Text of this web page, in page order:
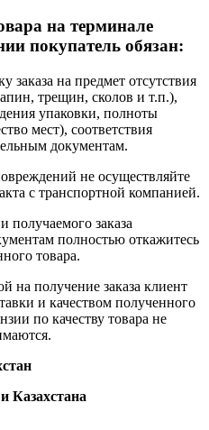
на терминале
покупатель обязан:
заказа на предмет отсутствия
трещин, сколов и т.п.),
упаковки, полноты
мест), соответствия
документам.
не осуществляйте
с транспортной компанией.
получаемого заказа
полностью откажитесь
товара.
на получение заказа клиент
и качеством полученного
по качеству товара не
Казахстана